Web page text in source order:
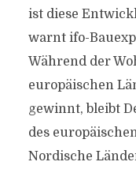
ist diese
warnt ifo-
Während der
europäischen
gewinnt, bleibt
des
Nordische